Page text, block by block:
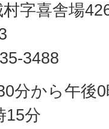
字喜舎場
3488
分から午後
15分